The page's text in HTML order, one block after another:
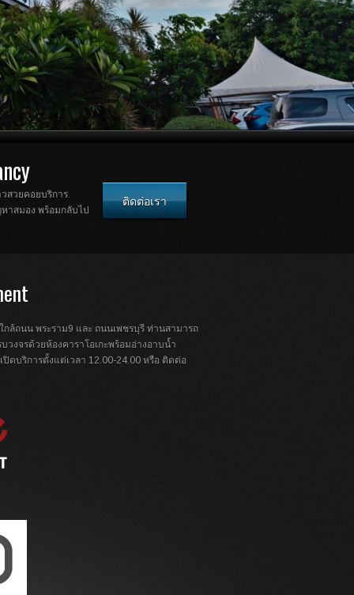
ติดต่อเรา
สวยคอยบริการ.
าสมอง พร้อมกลับไป
ล้ถนน พระราม9 และ ถนนเพชรบุรี ท่านสามารถ
งจรด้วยห้องคาราโอเกะพร้อมอ่างอาบน้ำ
บริการตั้งแต่เวลา 12.00-24.00 หรือ ติดต่อ